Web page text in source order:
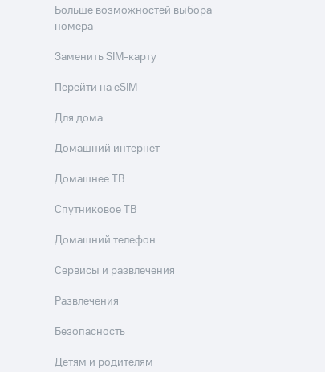
Больше возможностей выбора
номера
Заменить SIM-карту
Перейти на eSIM
Для дома
Домашний интернет
Домашнее ТВ
Спутниковое ТВ
Домашний телефон
Сервисы и развлечения
Развлечения
Безопасность
Детям и родителям